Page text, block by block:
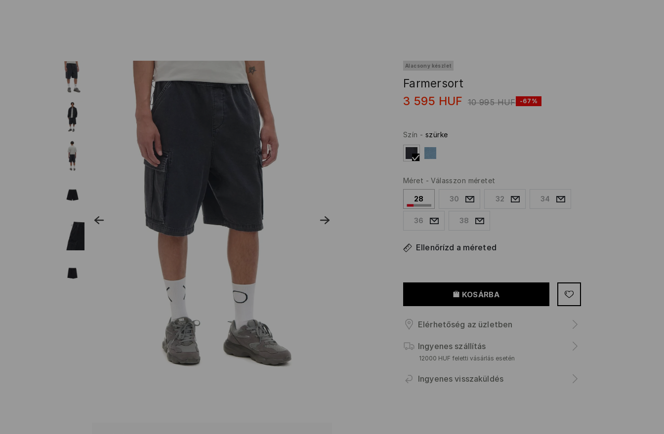
Alacsony készlet
Farmersort
3 595 HUF 10 995 HUF -67%
Szín - szürke
Méret -Válasszon méretet
28 30 32 34
36 38
Ellenőrízd a méreted
KOSÁRBA
Elérhetőség az üzletben
Ingyenes szállítás
12000 HUF feletti vásárlás esetén
Ingyenes visszaküldés